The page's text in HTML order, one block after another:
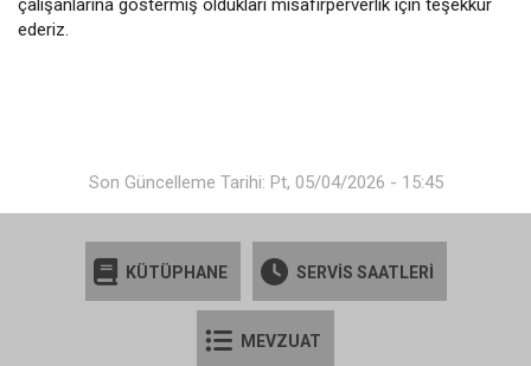
çalışanlarına göstermiş oldukları misafirperverlik için teşekkür
ederiz.
Son Güncelleme Tarihi: Pt, 05/04/2026 - 15:45
KÜTÜPHANE SERVİS SAATLERİ
MEVZUAT